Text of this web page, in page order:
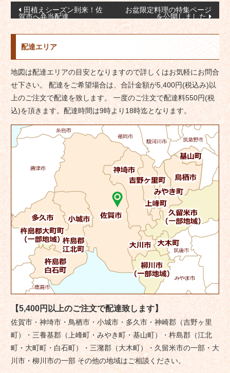
投
稿
ナ
ビ
ゲ
ー
シ
ョ
ン
田植えシーズン到来！佐
賀市へ弁当配達
お盆限定料理の特集ページ
を公開しました
配達エリア
地図は配達エリアの目安となりますので詳しくはお気軽にお問合
せ下さい。 配達をご希望場合は、合計金額が5,400円(税込み)以
上のご注文で配達を致します。 一度のご注文で配達料550円(税
込)を頂きます。配達時間は9時より18時迄となります。
【5,400円以上のご注文で配達致します】
佐賀市・神埼市・鳥栖市・小城市・多久市・神崎郡（吉野ヶ里
町）・三養基郡（上峰町・みやき町・基山町）・杵島郡（江北
町・大町町・白石町）・三潴郡（大木町）・久留米市の一部・大
川市・柳川市の一部 その他の地域はご相談ください。